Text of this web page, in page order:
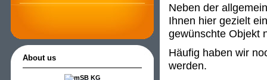
About us
Neben der
Ihnen hier gezielt
gewünschte Objekt
Häufig haben wir
werden.